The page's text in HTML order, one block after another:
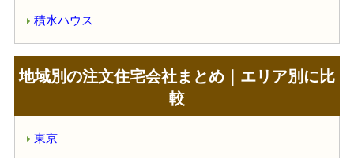
積水ハウス
地域別の注文住宅会社まとめ｜エリア別に比
較
東京